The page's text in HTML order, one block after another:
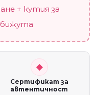
+ кутия за
бижута
Сертификат за
автентичност